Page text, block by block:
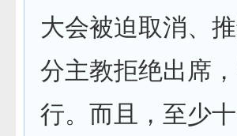
大会被迫取消、
分主教拒绝出席
行。而且，至少